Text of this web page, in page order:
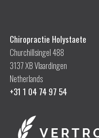
Chiropractie Holystaete
Churchillsingel 488
3137 XB Vlaardingen
Netherlands
+31 1 04 74 97 54